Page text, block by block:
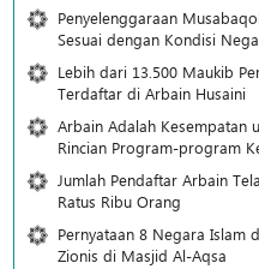
Penyelenggaraan
Sesuai dengan Kondisi
Lebih dari 13.500 Maukib
Terdaftar di Arbain Husaini
Arbain Adalah Kesempatan
Rincian Program-program
Jumlah Pendaftar Arbain
Ratus Ribu Orang
Pernyataan 8 Negara Islam
Zionis di Masjid Al-Aqsa